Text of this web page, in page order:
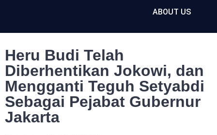
ABOUT US
Heru Budi Telah
Diberhentikan Jokowi, dan
Mengganti Teguh Setyabdi
Sebagai Pejabat Gubernur
Jakarta